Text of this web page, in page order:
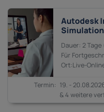
Autodesk
Simulation
2 Tage
19. -
& 4 weitere